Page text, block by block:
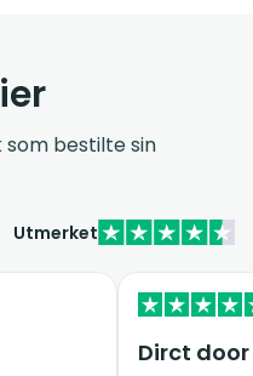
bestilte sin
Utmerket
Dirct